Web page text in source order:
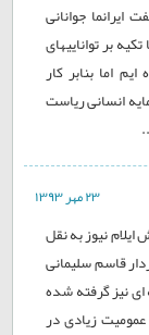
جوانانی
که در آزمون استخدامی شرکت نفت 1392 با تکیه بر تواناییهای
اما بنابر کار
انسانی ریاست
۲۳ مهر ۱۳۹۳
نیوز به نقل
قاسم سلیمانی
نیز گرفته شده
زیادی در